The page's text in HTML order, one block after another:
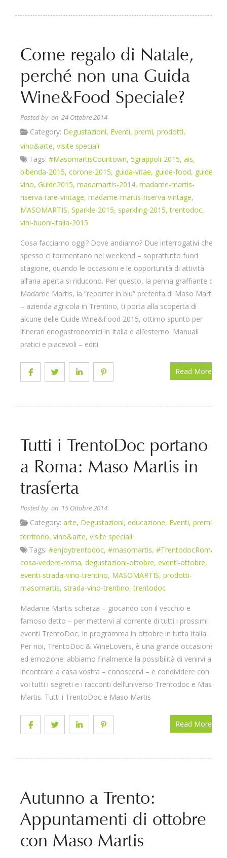
Come regalo di Natale,
perché non una Guida
Wine&Food Speciale?
Posted by on 24 Ottobre 2014
Category: Degustazioni, Eventi, premi, prodotti,
vino&arte, visite speciali
Tags: #MasomartisCountown, 5grappoli-2015, ais,
bibenda-2015, corone-2015, guida-vitae, guide-food, guide-
vino, Guide2015, madamartis-2014, madame-martis-
riserva-rare-vintage, madame-martis-riserva-vintage,
MASOMARTIS, Sparkle-2015, sparkling-2015,trentodoc,
vini-buoni-italia-2015
Cosa facciamo oggi? Dove andiamo? Due interrogativi che
spesso ci tormentano nel weekend – soprattutto fuori
stagione, quando le occasioni e le opportunità di attività
all’aria aperta si riducono. Per questo, la penna graffiante di
Madame Martis, la “reporter in blu” preferita di Maso Martis
– azienda agricola in Trentino, ti porta alla scoperta di
alcune delle Guide Wine&Food 2015, ottimo spunto per
itinerari enogastronomici in Italia e all’esterno. Manuali
pratici e piacevoli – editi
Read More
Tutti i TrentoDoc portano
a Roma: Maso Martis in
trasferta
Posted by on 15 Ottobre 2014
Category: arte, Degustazioni, educazione, Eventi, premi
territorio, vino&arte, visite speciali
Tags: #enjoytrentodoc, #masomartis, #TrentodocRoma
cosa-vedere-roma, degustazioni-ottobre, eventi-ottobre,
eventi-strada-vino-trentino, MASOMARTIS, prodotti-
masomartis, strada-vino-trentino,trentodoc
Madame Martis scherza – giocando con il vecchio e
famoso detto – per mettervi al corrente di tutti i prossimi
eventi TrentoDoc, in programma in ottobre in tutta Italia.
Per noi, TrentoDoc & WineLovers, è una grande occasione
ed emozione: abbiamo finalmente la possibilità di venirvi a
incontrare a casa vostra – conoscervi – e condividere con
voi tutti i segreti e i racconti dell’universo Trentodoc e Maso
Martis. Tutti i TrentoDoc e Maso Martis
Read More
Autunno a Trento:
Appuntamenti di ottobre
con Maso Martis